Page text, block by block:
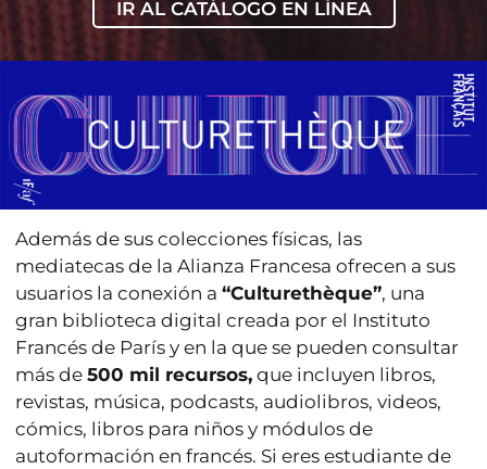
IR AL CATÁLOGO EN LÍNEA
Además de sus colecciones físicas, las
mediatecas de la Alianza Francesa ofrecen a sus
usuarios la conexión a“Culturethèque”, una
gran biblioteca digital creada por el Instituto
Francés de París y en la que se pueden consultar
más de500 mil recursos, que incluyen libros,
revistas, música, podcasts, audiolibros, videos,
cómics, libros para niños y módulos de
autoformación en francés. Si eres estudiante de